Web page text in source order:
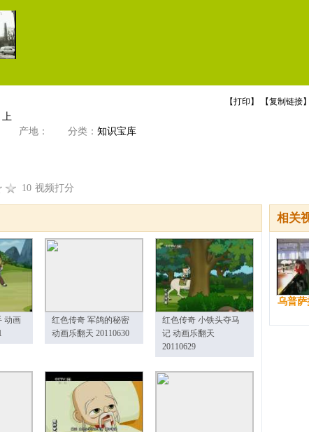
【打印 】 【复制链接
上
产地： 分类： 知识宝库
10 视频打分
相关
乌普
动画
红色传奇 军鸽的秘密
动画乐翻天 20110630
红色传奇 小铁头夺马
记 动画乐翻天
20110629